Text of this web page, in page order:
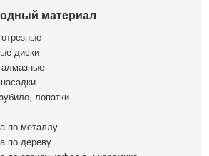
материал
диски
алмазные
лопатки
по металлу
по дереву